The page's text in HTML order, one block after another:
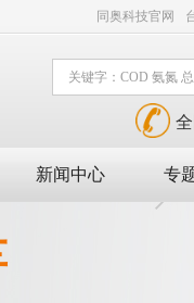
同奥科技官网
新闻中心 专